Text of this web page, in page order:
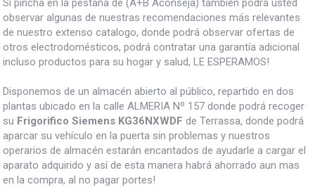
Si pincha en la pestaña de (A+B Aconseja) también podrá usted
observar algunas de nuestras recomendaciones más relevantes
de nuestro extenso catalogo, donde podrá observar ofertas de
otros electrodomésticos, podrá contratar una garantía adicional
incluso productos para su hogar y salud, LE ESPERAMOS!
Disponemos de un almacén abierto al público, repartido en dos
plantas ubicado en la calle ALMERIA Nº 157 donde podrá recoger
su Frigorifico Siemens KG36NXWDF de Terrassa, donde podrá
aparcar su vehículo en la puerta sin problemas y nuestros
operarios de almacén estarán encantados de ayudarle a cargar el
aparato adquirido y así de esta manera habrá ahorrado aun mas
en la compra, al no pagar portes!